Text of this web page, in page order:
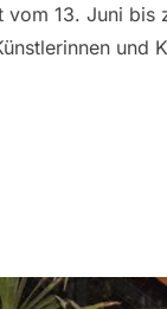
13. Juni bis
und